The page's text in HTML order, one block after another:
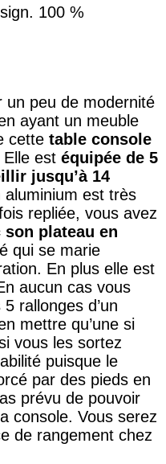
100 %
un peu de modernité
ayant un meuble
cette table console
est équipée de 5
jusqu’à 14
est très
repliée, vous avez
plateau en
qui se marie
En plus elle est
aucun cas vous
rallonges d’un
mettre qu’une si
vous les sortez
puisque le
par des pieds en
prévu de pouvoir
console. Vous serez
de rangement chez